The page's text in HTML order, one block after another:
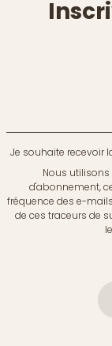
Je souhaite recevoir
Nous
d'abonnement,
fréquence des e-
de ces traceurs de